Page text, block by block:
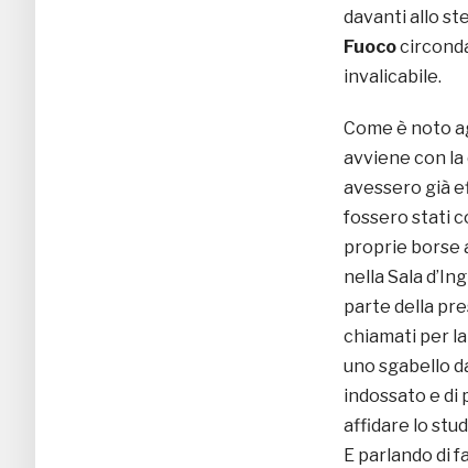
davanti allo
Fuoco
invalicabile.
Come è noto
avviene con
avessero già
fossero stati
proprie borse
nella Sala
parte della
chiamati per
uno sgabello
indossato e di
affidare lo
E parlando di